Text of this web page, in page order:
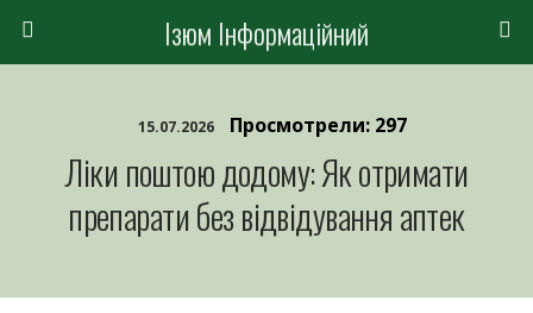
Ізюм Інформаційний
15.07.2026 Просмотрели: 297
Ліки поштою додому: Як отримати
препарати без відвідування аптек